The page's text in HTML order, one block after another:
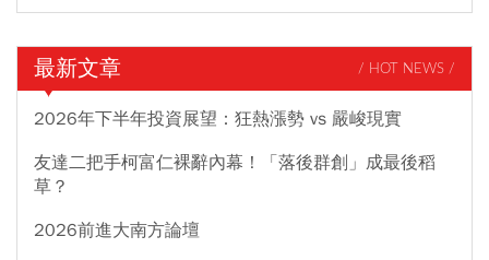
最新文章 / HOT NEWS /
2026年下半年投資展望：狂熱漲勢 vs 嚴峻現實
友達二把手柯富仁裸辭內幕！「落後群創」成最後稻
草？
2026前進大南方論壇